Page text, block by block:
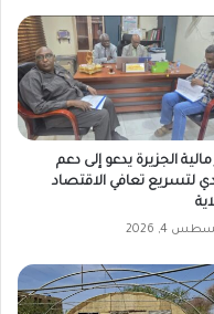
مالية الجزيرة يدعو إلى دعم
لتسريع تعافي الاقتصاد
4, 2026